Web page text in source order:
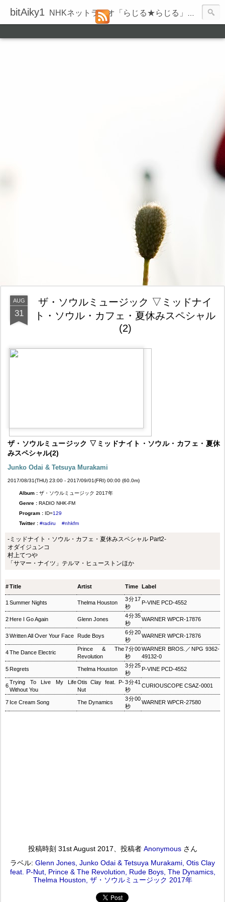
bitAiky1 NHKネットラジオ「らじる★らじる」の録音履歴
AUG
31
ザ・ソウルミュージック ▽ミッドナイ
ト・ソウル・カフェ・夏休みスペシャル
(2)
ザ・ソウルミュージック ▽ミッドナイト・ソウル・カフェ・夏休
みスペシャル(2)
Junko Odai & Tetsuya Murakami
2017/08/31(THU) 23:00 - 2017/09/01(FRI) 00:00 (60.0m)
Album : ザ・ソウルミュージック 2017年
Genre : RADIO NHK-FM
Program : ID=129
Twitter : #radiru #nhkfm
-ミッドナイト・ソウル・カフェ・夏休みスペシャル Part2-
オダイジュンコ
村上てつや
「サマー・ナイツ」テルマ・ヒューストンほか
#Title Artist Time Label
1 Summer Nights Thelma Houston
3分17
秒
P‐VINE PCD-4552
2Here I Go Again Glenn Jones
4分35
秒
WARNER WPCR-17876
3Written All Over Your Face Rude Boys
6分20
秒
WARNER WPCR-17876
4The Dance Electric
Prince & The
Revolution
7分00
秒
WARNER BROS.／NPG 9362-
49132-0
5Regrets Thelma Houston
3分25
秒
P‐VINE PCD-4552
6
Trying To Live My Life
Without You
Otis Clay feat. P-
Nut
3分41
秒
CURIOUSCOPE CSAZ-0001
7 Ice Cream Song The Dynamics
3分00
秒
WARNER WPCR-27580
投稿時刻 31st August 2017 、投稿者 Anonymousさん
ラベル: Glenn Jones Junko Odai & Tetsuya Murakami Otis Clay
feat. P-Nut Prince & The Revolution Rude Boys The Dynamics
Thelma Houston ザ・ソウルミュージック 2017年